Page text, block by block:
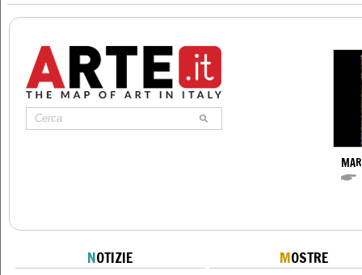
NOTIZIE MOSTRE